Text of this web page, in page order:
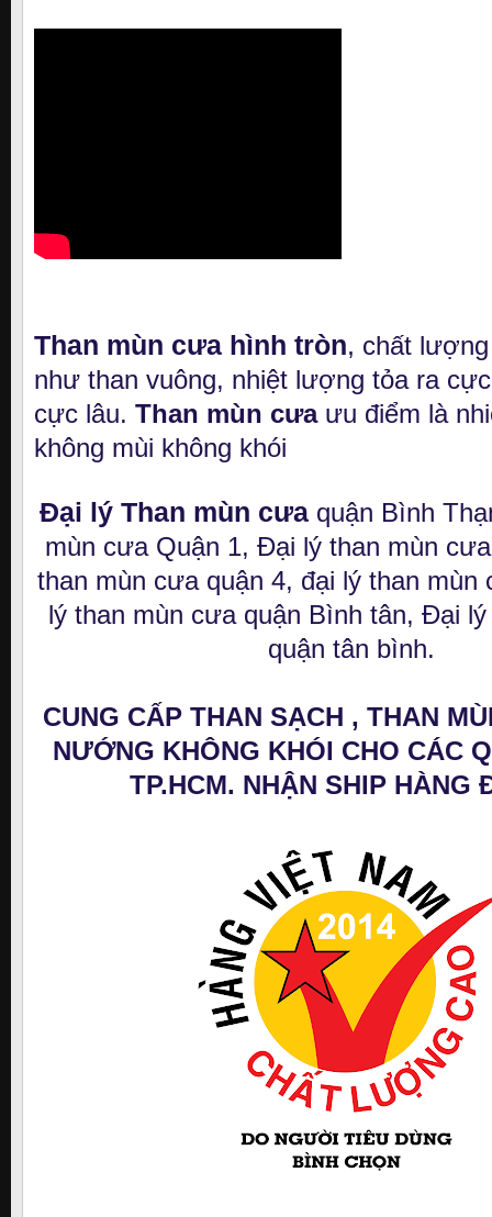
Than mùn cưa hình tròn, chất
như than vuông, nhiệt lượng tỏa ra
cực lâu. Than mùn cưaưu điểm là
không mùi không khói
Đại lý Than mùn cưa quận Bình
mùn cưa Quận 1, Đại lý than mùn
than mùn cưa quận 4, đại lý than mùn
lý than mùn cưa quận Bình tân, Đại
quận tân bình.
CUNG CẤP THAN SẠCH , THAN
NƯỚNG KHÔNG KHÓI CHO CÁC
TP.HCM. NHẬN SHIP HÀNG